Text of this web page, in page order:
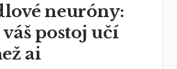
neuróny:
postoj učí
ai